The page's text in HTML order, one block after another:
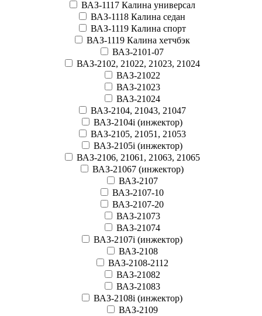
ВАЗ-1117 Калина универсал
ВАЗ-1118 Калина седан
ВАЗ-1119 Калина спорт
ВАЗ-1119 Калина хетчбэк
ВАЗ-2101-07
ВАЗ-2102, 21022, 21023, 21024
ВАЗ-21022
ВАЗ-21023
ВАЗ-21024
ВАЗ-2104, 21043, 21047
ВАЗ-2104i (инжектор)
ВАЗ-2105, 21051, 21053
ВАЗ-2105i (инжектор)
ВАЗ-2106, 21061, 21063, 21065
ВАЗ-21067 (инжектор)
ВАЗ-2107
ВАЗ-2107-10
ВАЗ-2107-20
ВАЗ-21073
ВАЗ-21074
ВАЗ-2107i (инжектор)
ВАЗ-2108
ВАЗ-2108-2112
ВАЗ-21082
ВАЗ-21083
ВАЗ-2108i (инжектор)
ВАЗ-2109